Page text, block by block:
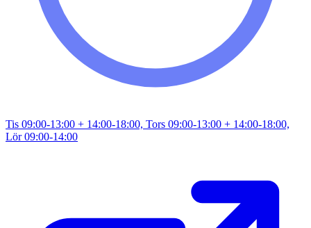
Tis 09:00-13:00 + 14:00-18:00, Tors 09:00-13:00 + 14:00-18:00,
Lör 09:00-14:00